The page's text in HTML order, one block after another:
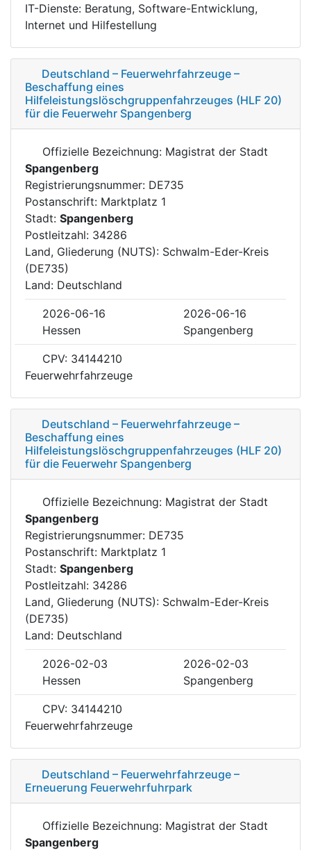
IT-Dienste: Beratung, Software-Entwicklung,
Internet und Hilfestellung
Deutschland – Feuerwehrfahrzeuge –
Beschaffung eines
Hilfeleistungslöschgruppenfahrzeuges (HLF 20)
für die Feuerwehr Spangenberg
Offizielle Bezeichnung: Magistrat der Stadt
Spangenberg
Registrierungsnummer: DE735
Postanschrift: Marktplatz 1
Stadt: Spangenberg
Postleitzahl: 34286
Land, Gliederung (NUTS): Schwalm-Eder-Kreis
(DE735)
Land: Deutschland
2026-06-16
2026-06-16
Hessen
Spangenberg
CPV: 34144210
Feuerwehrfahrzeuge
Deutschland – Feuerwehrfahrzeuge –
Beschaffung eines
Hilfeleistungslöschgruppenfahrzeuges (HLF 20)
für die Feuerwehr Spangenberg
Offizielle Bezeichnung: Magistrat der Stadt
Spangenberg
Registrierungsnummer: DE735
Postanschrift: Marktplatz 1
Stadt: Spangenberg
Postleitzahl: 34286
Land, Gliederung (NUTS): Schwalm-Eder-Kreis
(DE735)
Land: Deutschland
2026-02-03
2026-02-03
Hessen
Spangenberg
CPV: 34144210
Feuerwehrfahrzeuge
Deutschland – Feuerwehrfahrzeuge –
Erneuerung Feuerwehrfuhrpark
Offizielle Bezeichnung: Magistrat der Stadt
Spangenberg